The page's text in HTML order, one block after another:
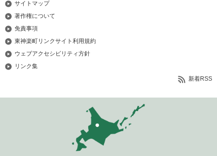
サイトマップ
著作権について
免責事項
東神楽町リンクサイト利用規約
ウェブアクセシビリティ方針
リンク集
新着RSS